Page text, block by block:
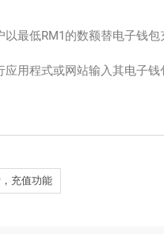
最低RM1的数额替电子钱包
应用程式或网站输入其电子
充值功能